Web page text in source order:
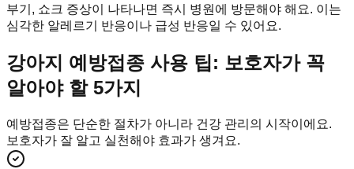
부기, 쇼크 증상이 나타나면 즉시 병원에 방문해야 해요. 이는
심각한 알레르기 반응이나 급성 반응일 수 있어요.
강아지 예방접종 사용 팁: 보호자가 꼭
알아야 할 5가지
예방접종은 단순한 절차가 아니라 건강 관리의 시작이에요.
보호자가 잘 알고 실천해야 효과가 생겨요.